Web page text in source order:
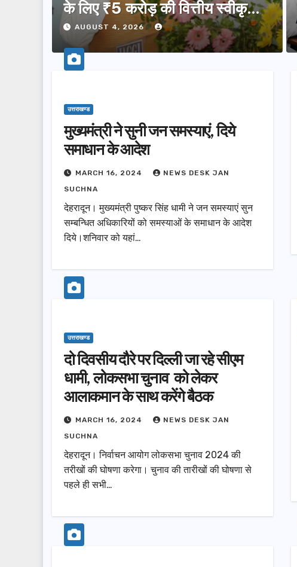
के लिए ₹5 करोड़ की वित्तीय स्वीकृति
दी…AUGUST 4, 2026
उत्तराखण्ड
मुख्यमंत्री ने सुनी जन समस्याएं, दिये
समाधान के आदेश
MARCH 16, 2024
NEWS DESK JAN
SUCHNA
देहरादून। मुख्यमंत्री पुष्कर सिंह धामी ने जन समस्याएं सुन
सम्बन्धित अधिकारियों को समस्याओं के समाधान के आदेश
दिये।शनिवार को यहां…
उत्तराखण्ड
दो दिवसीय दौरे पर दिल्ली जा रहे सीएम
धामी, लोकसभा चुनाव को लेकर
आलाकमान के साथ करेंगे बैठक
MARCH 16, 2024
NEWS DESK JAN
SUCHNA
देहरादून। निर्वाचन आयोग लोकसभा चुनाव 2024 की
तरीखों की घोषणा करेगा। चुनाव की तारीखों की घोषणा से
पहले ही सभी…